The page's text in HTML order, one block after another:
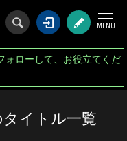
ログイン会
ォローして、お役立てくだ
タイトル一覧